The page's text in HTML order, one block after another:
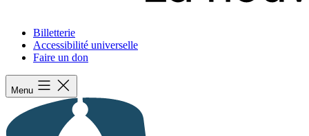
Billetterie
Accessibilité universelle
Faire un don
Menu